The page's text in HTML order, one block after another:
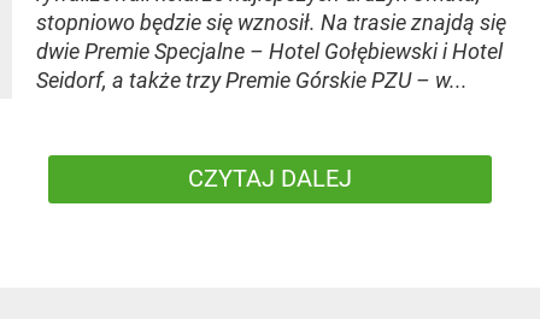
stopniowo będzie się wznosił. Na trasie znajdą się
dwie Premie Specjalne – Hotel Gołębiewski i Hotel
Seidorf, a także trzy Premie Górskie PZU – w...
CZYTAJ DALEJ